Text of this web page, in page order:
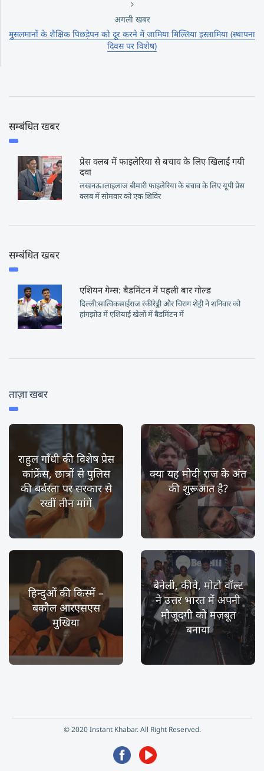
अगली खबर
मुसलमानों के शैक्षिक पिछड़ेपन को दूर करने में जामिया मिल्लिया इस्लामिया (स्थापना
दिवस पर विशेष)
सम्बंधित खबर
प्रेस क्लब में फाइलेरिया से बचाव के लिए खिलाई गयी
दवा
लखनऊ।लाइलाज बीमारी फाइलेरिया के बचाव के लिए यूपी प्रेस
क्लब में सोमवार को एक शिविर
सम्बंधित खबर
एशियन गेम्स: बैडमिंटन में पहली बार गोल्ड
दिल्ली:सात्विकसाईराज रंकीरेड्डी और चिराग शेट्टी ने शनिवार को
हांगझोउ में एशियाई खेलों में बैडमिंटन में
ताज़ा खबर
राहुल गाँधी की विशेष प्रेस
कांफ्रेंस, छात्रों से पुलिस
की बर्बरता पर सरकार से
रखीं तीन मांगें
क्या यह मोदी राज के अंत
की शुरूआत है?
हिन्दुओं की किस्में –
बकौल आरएसएस
मुखिया
बेनेली, कीवे, मोटो वॉल्ट
ने उत्तर भारत में अपनी
मौजूदगी को मज़बूत
बनाया
© 2020 Instant Khabar. All Right Reserved.